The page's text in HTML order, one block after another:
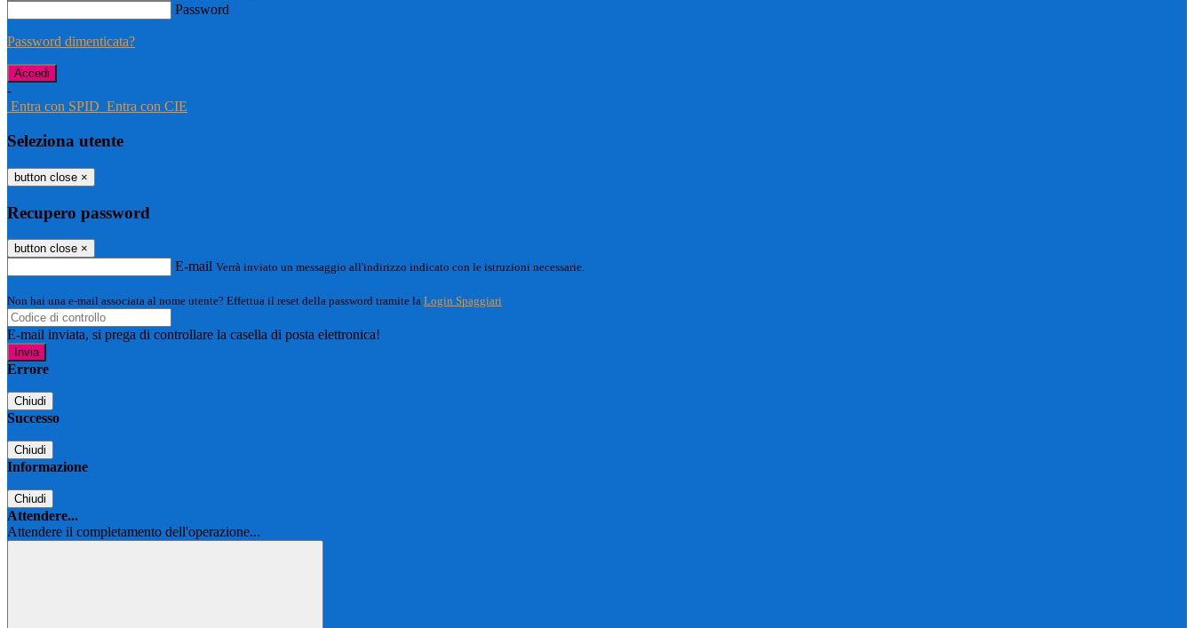
Password
Password dimenticata?
-
Entra con SPID Entra con CIE
Seleziona utente
button close ×
Recupero password
button close ×
E-mail Verrà inviato un messaggio all'indirizzo indicato con le istruzioni necessarie.
Non hai una e-mail associata al nome utente? Effettua il reset della password tramite la Login Spaggiari
E-mail inviata, si prega di controllare la casella di posta elettronica!
Errore
Chiudi
Successo
Chiudi
Informazione
Chiudi
Attendere...
Attendere il completamento dell'operazione...